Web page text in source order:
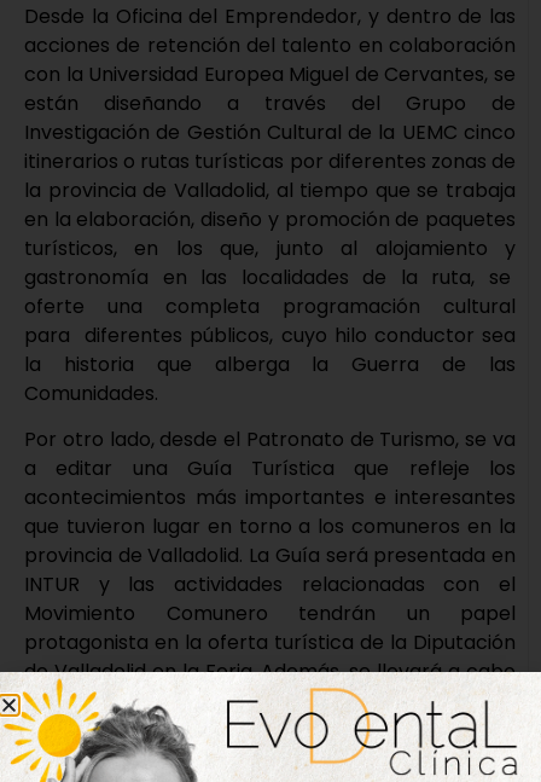
Desde la Oficina del Emprendedor, y dentro de las
acciones de retención del talento en colaboración
con la Universidad Europea Miguel de Cervantes, se
están diseñando a través del Grupo de
Investigación de Gestión Cultural de la UEMC cinco
itinerarios o rutas turísticas por diferentes zonas de
la provincia de Valladolid, al tiempo que se trabaja
en la elaboración, diseño y promoción de paquetes
turísticos, en los que, junto al alojamiento y
gastronomía en las localidades de la ruta, se
oferte una completa programación cultural
para diferentes públicos, cuyo hilo conductor sea
la historia que alberga la Guerra de las
Comunidades.
Por otro lado, desde el Patronato de Turismo, se va
a editar una Guía Turística que refleje los
acontecimientos más importantes e interesantes
que tuvieron lugar en torno a los comuneros en la
provincia de Valladolid. La Guía será presentada en
INTUR y las actividades relacionadas con el
Movimiento Comunero tendrán un papel
protagonista en la oferta turística de la Diputación
de Valladolid en la Feria. Además, se llevará a cabo
la producción de un vídeo turístico que muestre los
pasajes más relevantes del movimiento.
Asimismo, se van a organizar visitas guiadas